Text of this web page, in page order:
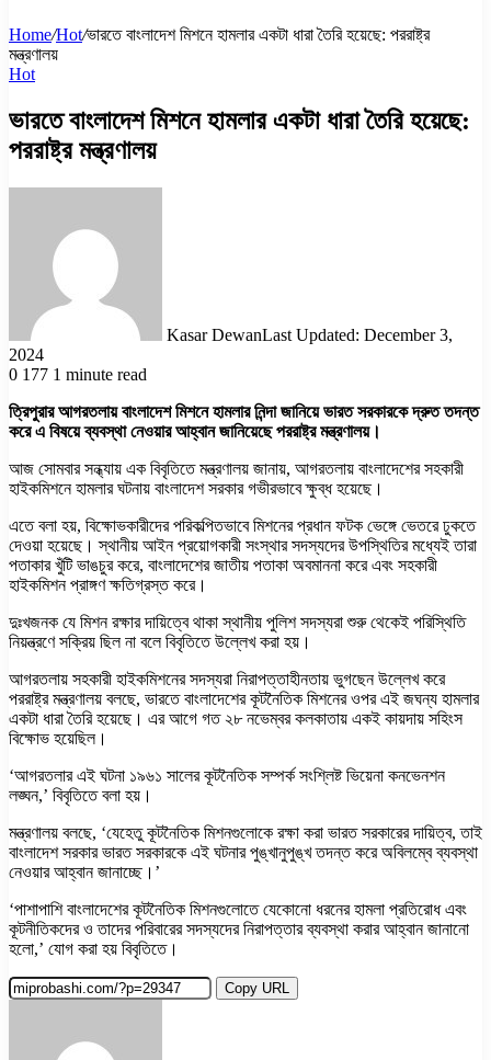
Home/Hot/ভারতে বাংলাদেশ মিশনে হামলার একটা ধারা তৈরি হয়েছে: পররাষ্ট্র
মন্ত্রণালয়
Hot
ভারতে বাংলাদেশ মিশনে হামলার একটা ধারা তৈরি হয়েছে:
পররাষ্ট্র মন্ত্রণালয়
Kasar DewanLast Updated: December 3,
2024
0 177 1 minute read
ত্রিপুরার আগরতলায় বাংলাদেশ মিশনে হামলার নিন্দা জানিয়ে ভারত সরকারকে দ্রুত তদন্ত
করে এ বিষয়ে ব্যবস্থা নেওয়ার আহ্বান জানিয়েছে পররাষ্ট্র মন্ত্রণালয়।
আজ সোমবার সন্ধ্যায় এক বিবৃতিতে মন্ত্রণালয় জানায়, আগরতলায় বাংলাদেশের সহকারী
হাইকমিশনে হামলার ঘটনায় বাংলাদেশ সরকার গভীরভাবে ক্ষুব্ধ হয়েছে।
এতে বলা হয়, বিক্ষোভকারীদের পরিকল্পিতভাবে মিশনের প্রধান ফটক ভেঙ্গে ভেতরে ঢুকতে
দেওয়া হয়েছে। স্থানীয় আইন প্রয়োগকারী সংস্থার সদস্যদের উপস্থিতির মধ্যেই তারা
পতাকার খুঁটি ভাঙচুর করে, বাংলাদেশের জাতীয় পতাকা অবমাননা করে এবং সহকারী
হাইকমিশন প্রাঙ্গণ ক্ষতিগ্রস্ত করে।
দুঃখজনক যে মিশন রক্ষার দায়িত্বে থাকা স্থানীয় পুলিশ সদস্যরা শুরু থেকেই পরিস্থিতি
নিয়ন্ত্রণে সক্রিয় ছিল না বলে বিবৃতিতে উল্লেখ করা হয়।
আগরতলায় সহকারী হাইকমিশনের সদস্যরা নিরাপত্তাহীনতায় ভুগছেন উল্লেখ করে
পররাষ্ট্র মন্ত্রণালয় বলছে, ভারতে বাংলাদেশের কূটনৈতিক মিশনের ওপর এই জঘন্য হামলার
একটা ধারা তৈরি হয়েছে। এর আগে গত ২৮ নভেম্বর কলকাতায় একই কায়দায় সহিংস
বিক্ষোভ হয়েছিল।
‘আগরতলার এই ঘটনা ১৯৬১ সালের কূটনৈতিক সম্পর্ক সংশ্লিষ্ট ভিয়েনা কনভেনশন
লঙ্ঘন,’ বিবৃতিতে বলা হয়।
মন্ত্রণালয় বলছে, ‘যেহেতু কূটনৈতিক মিশনগুলোকে রক্ষা করা ভারত সরকারের দায়িত্ব, তাই
বাংলাদেশ সরকার ভারত সরকারকে এই ঘটনার পুঙ্খানুপুঙ্খ তদন্ত করে অবিলম্বে ব্যবস্থা
নেওয়ার আহ্বান জানাচ্ছে।’
‘পাশাপাশি বাংলাদেশের কূটনৈতিক মিশনগুলোতে যেকোনো ধরনের হামলা প্রতিরোধ এবং
কূটনীতিকদের ও তাদের পরিবারের সদস্যদের নিরাপত্তার ব্যবস্থা করার আহ্বান জানানো
হলো,’ যোগ করা হয় বিবৃতিতে।
Copy URL